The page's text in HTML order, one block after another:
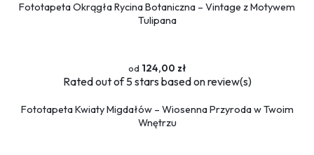
Religijne
Fototapeta Okrągła Rycina Botaniczna – Vintage z Motywem
Tulipana
124,00 zł
Ratedout of 5 stars based onreview(s)
Fototapeta Kwiaty Migdałów – Wiosenna Przyroda w Twoim
Wnętrzu